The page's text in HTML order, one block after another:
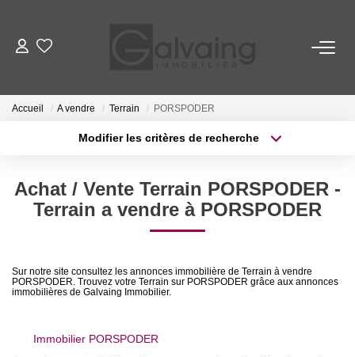
À Vendre
À Louer
PROGRAMMES NEUFS
GESTION LOCATIVE
L’AGENCE
Accueil A vendre Terrain PORSPODER
Modifier les critères de recherche
Type de bien
Budget max Plus de critères
Achat / Vente Terrain PORSPODER -
Terrain a vendre à PORSPODER
Sur notre site consultez les annonces immobilière de Terrain à vendre
PORSPODER. Trouvez votre Terrain sur PORSPODER grâce aux annonces
immobilières de Galvaing Immobilier.
Immobilier PORSPODER